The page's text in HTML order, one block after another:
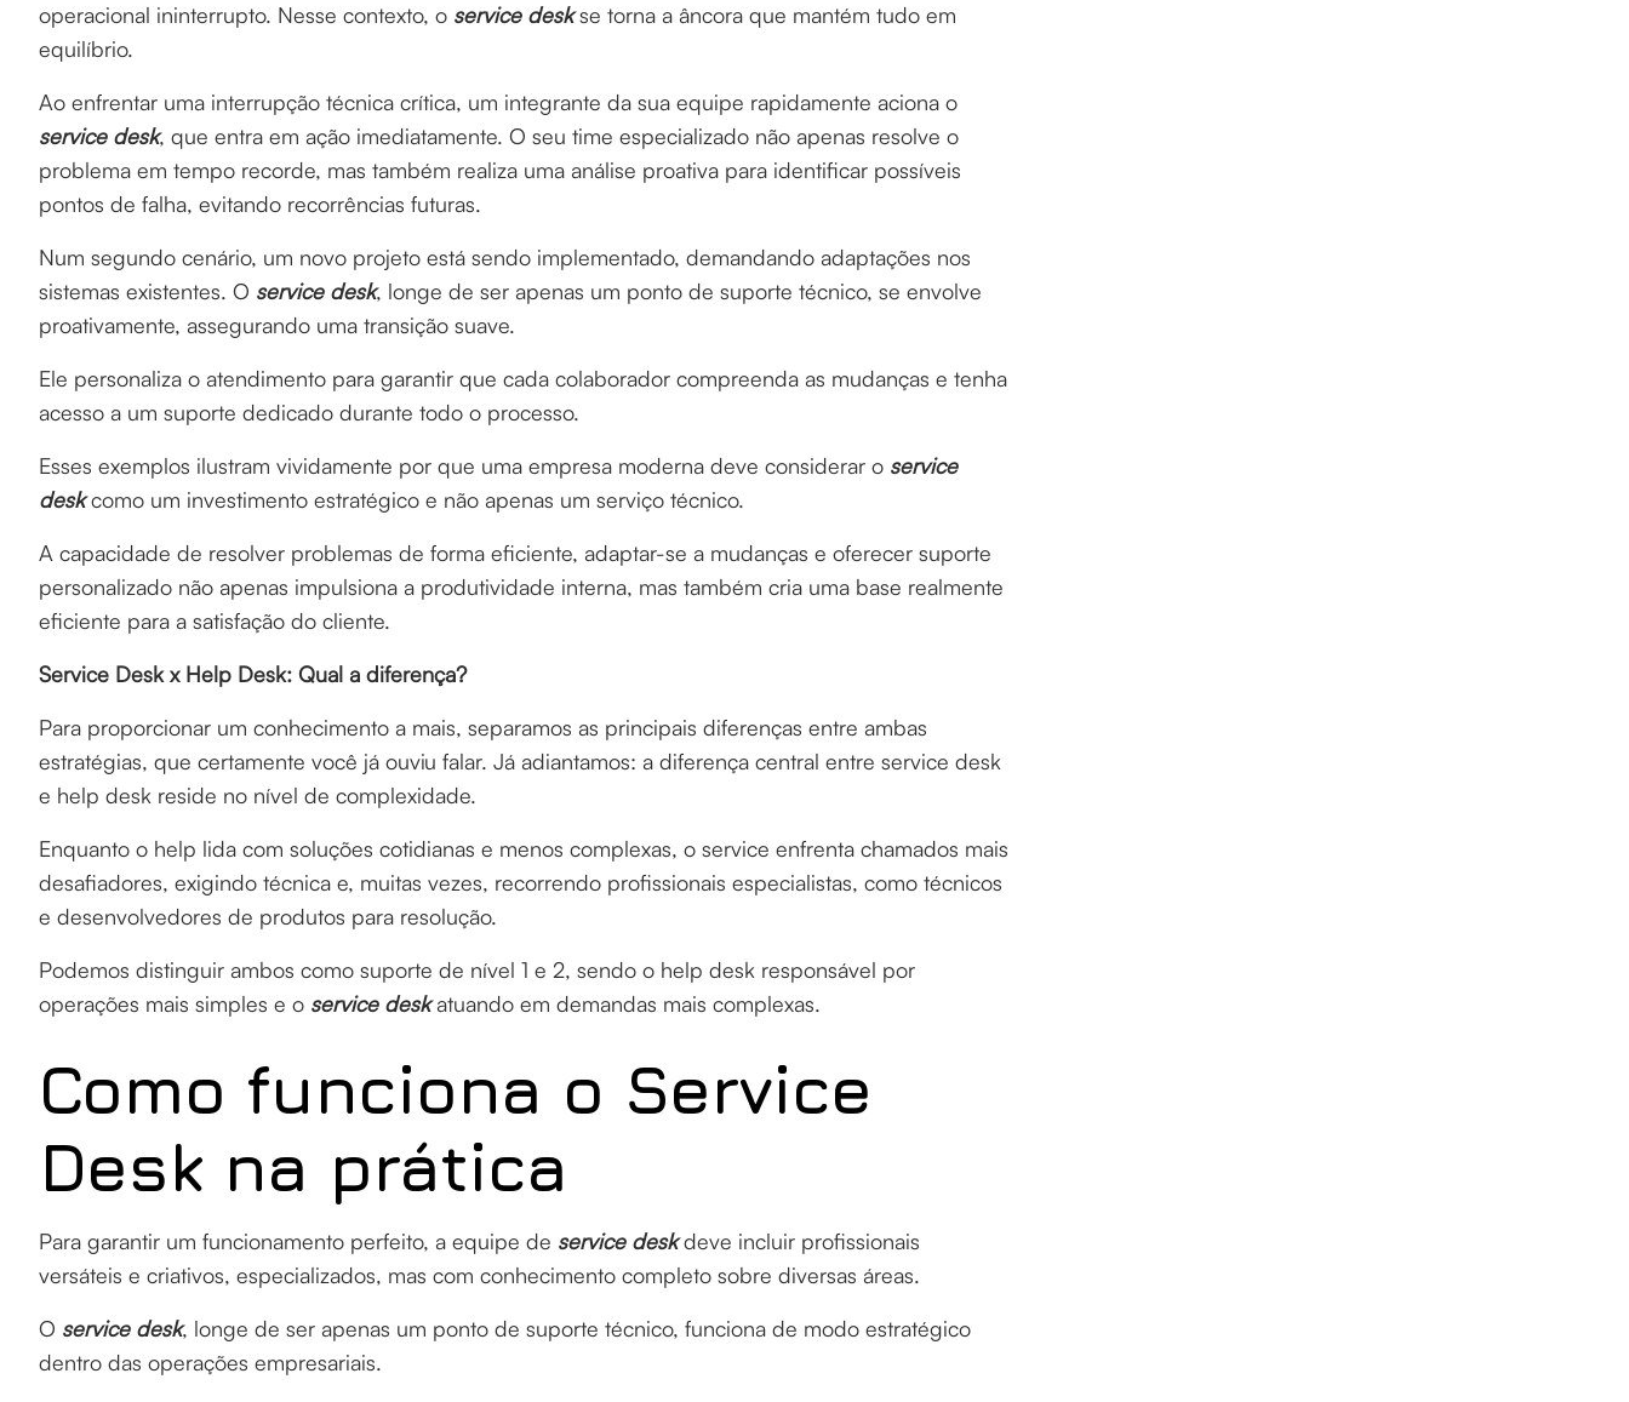
operacional ininterrupto. Nesse contexto, o service deskse torna a âncora que mantém tudo em
equilíbrio.
Ao enfrentar uma interrupção técnica crítica, um integrante da sua equipe rapidamente aciona o
service desk, que entra em ação imediatamente. O seu time especializado não apenas resolve o
problema em tempo recorde, mas também realiza uma análise proativa para identificar possíveis
pontos de falha, evitando recorrências futuras.
Num segundo cenário, um novo projeto está sendo implementado, demandando adaptações nos
sistemas existentes. O service desk, longe de ser apenas um ponto de suporte técnico, se envolve
proativamente, assegurando uma transição suave.
Ele personaliza o atendimento para garantir que cada colaborador compreenda as mudanças e tenha
acesso a um suporte dedicado durante todo o processo.
Esses exemplos ilustram vividamente por que uma empresa moderna deve considerar o service
deskcomo um investimento estratégico e não apenas um serviço técnico.
A capacidade de resolver problemas de forma eficiente, adaptar-se a mudanças e oferecer suporte
personalizado não apenas impulsiona a produtividade interna, mas também cria uma base realmente
eficiente para a satisfação do cliente.
Service Desk x Help Desk: Qual a diferença?
Para proporcionar um conhecimento a mais, separamos as principais diferenças entre ambas
estratégias, que certamente você já ouviu falar. Já adiantamos: a diferença central entre service desk
e help desk reside no nível de complexidade.
Enquanto o help lida com soluções cotidianas e menos complexas, o service enfrenta chamados mais
desafiadores, exigindo técnica e, muitas vezes, recorrendo profissionais especialistas, como técnicos
e desenvolvedores de produtos para resolução.
Podemos distinguir ambos como suporte de nível 1 e 2, sendo o help desk responsável por
operações mais simples e o service deskatuando em demandas mais complexas.
Como funciona o Service
Desk na prática
Para garantir um funcionamento perfeito, a equipe de service deskdeve incluir profissionais
versáteis e criativos, especializados, mas com conhecimento completo sobre diversas áreas.
O service desk, longe de ser apenas um ponto de suporte técnico, funciona de modo estratégico
dentro das operações empresariais.